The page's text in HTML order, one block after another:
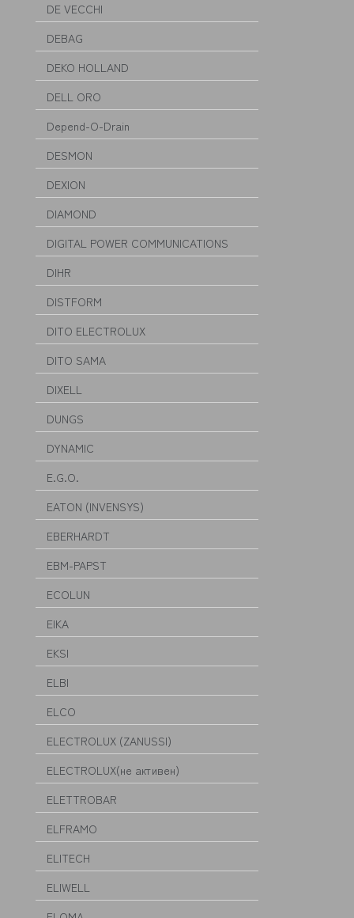
DE VECCHI
DEBAG
DEKO HOLLAND
DELL ORO
Depend-O-Drain
DESMON
DEXION
DIAMOND
DIGITAL POWER COMMUNICATIONS
DIHR
DISTFORM
DITO ELECTROLUX
DITO SAMA
DIXELL
DUNGS
DYNAMIC
E.G.O.
EATON (INVENSYS)
EBERHARDT
EBM-PAPST
ECOLUN
EIKA
EKSI
ELBI
ELCO
ELECTROLUX (ZANUSSI)
ELECTROLUX(не активен)
ELETTROBAR
ELFRAMO
ELITECH
ELIWELL